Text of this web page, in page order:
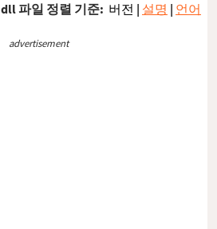
dll 파일 정렬 기준: 버전 | 설명 | 언어
advertisement